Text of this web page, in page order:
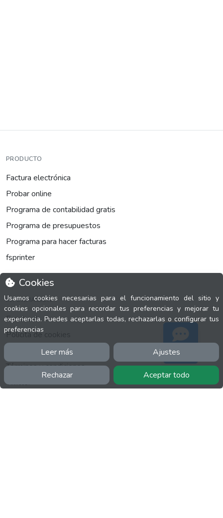
Cookies
Usamos cookies necesarias para el funcionamiento del sitio y
cookies opcionales para recordar tus preferencias y mejorar tu
experiencia. Puedes aceptarlas todas, rechazarlas o configurar tus
preferencias
Leer más Ajustes
Rechazar Aceptar todo
PRODUCTO
Factura electrónica
Probar online
Programa de contabilidad gratis
Programa de presupuestos
Programa para hacer facturas
fsprinter
INFORMACIÓN
Facebook
Polícita de cookies
Política de privacidad
Términos y condiciones
Twitter
Soporte